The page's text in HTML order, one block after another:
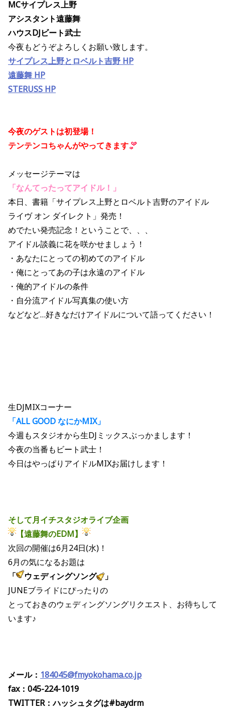
MCサイプレス上野
アシスタント遠藤舞
ハウスDJビート武士
今夜もどうぞよろしくお願い致します。
サイプレス上野とロベルト吉野 HP
遠藤舞 HP
STERUSS HP
今夜のゲストは初登場！
テンテンコちゃんがやってきます
メッセージテーマは
「なんてったってアイドル！ 」
本日、書籍「サイプレス上野とロベルト吉野のアイドル
ライヴ オン ダイレクト」発売！
めでたい発売記念！ということで、、、
アイドル談義に花を咲かせましょう！
・あなたにとっての初めてのアイドル
・俺にとってあの子は永遠のアイドル
・俺的アイドルの条件
・自分流アイドル写真集の使い方
などなど…好きなだけアイドルについて語ってください！
生DJMIXコーナー
「ALL GOOD なにかMIX」
今週もスタジオから生DJミックスぶっかまします！
今夜の当番もビート武士！
今日はやっぱりアイドルMIXお届けします！
そして月イチスタジオライブ企画
【遠藤舞のEDM】
次回の開催は6月24日(水)！
6月の気になるお題は
「
ウェディングソング
」
JUNEブライドにぴったりの
とっておきのウェディングソングリクエスト、お待ちして
います♪
メール： 184045@fmyokohama.co.jp
fax：045-224-1019
TWITTER：ハッシュタグは#baydrm